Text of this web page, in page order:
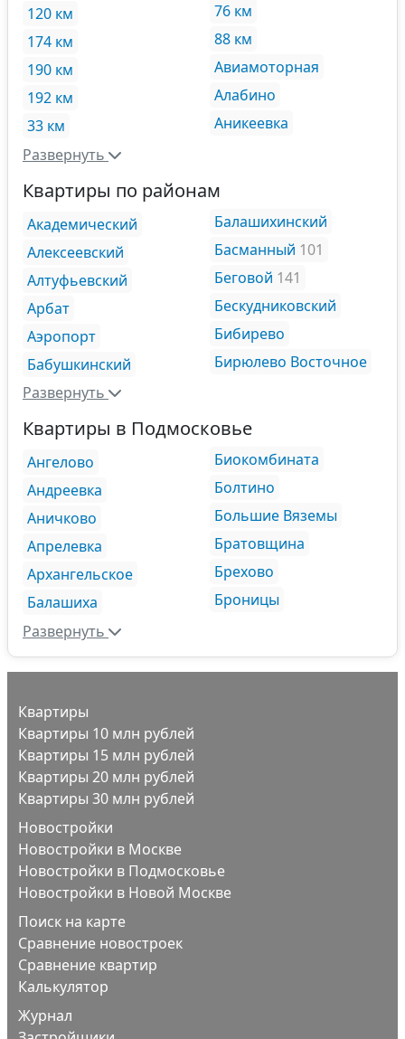
120 км
174 км
190 км
192 км
33 км
76 км
88 км
Авиамоторная
Алабино
Аникеевка
Развернуть
Квартиры по районам
Академический
Алексеевский
Алтуфьевский
Арбат
Аэропорт
Бабушкинский
Балашихинский
Басманный 101
Беговой 141
Бескудниковский
Бибирево
Бирюлево Восточное
Развернуть
Квартиры в Подмосковье
Ангелово
Андреевка
Аничково
Апрелевка
Архангельское
Балашиха
Биокомбината
Болтино
Большие Вяземы
Братовщина
Брехово
Броницы
Развернуть
Квартиры
Квартиры 10 млн рублей
Квартиры 15 млн рублей
Квартиры 20 млн рублей
Квартиры 30 млн рублей
Новостройки
Новостройки в Москве
Новостройки в Подмосковье
Новостройки в Новой Москве
Поиск на карте
Сравнение новостроек
Сравнение квартир
Калькулятор
Журнал